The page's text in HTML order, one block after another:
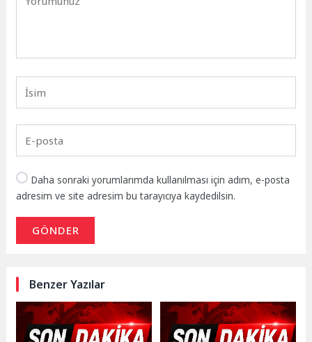
Daha sonraki yorumlarımda kullanılması için adım, e-posta
adresim ve site adresim bu tarayıcıya kaydedilsin.
GÖNDER
Benzer Yazılar